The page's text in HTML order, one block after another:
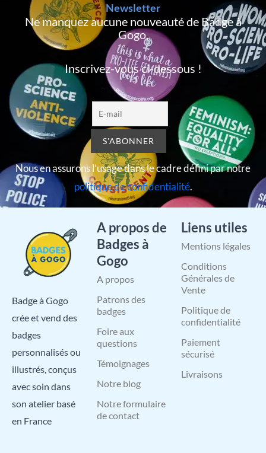
Newsletter
Ne manquez aucune nouveauté de Badge à
Gogo,
Inscrivez-vous ci-dessous !
Nous en assurons l’usage dans le cadre défini par notre
politique de confidentialité.
Badge à Gogo
crée et vend des
badges
personnalisés ou
illustrés, conçus
avec soin dans
son atelier basé
en France
A propos de
Badges à
Gogo
A propos
Patrons des
badges
Foire aux
questions
Témoignages
Notre blog
Notre formulaire
de contact
Liens utiles
Mentions légales
Conditions
Générales de
Vente
Politique de
confidentialité
Paiement
sécurisé
Livraisons